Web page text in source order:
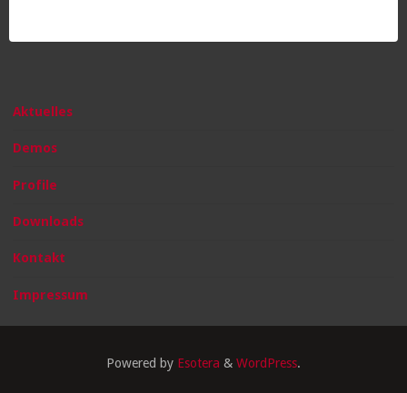
Aktuelles
Demos
Profile
Downloads
Kontakt
Impressum
Powered by Esotera & WordPress.